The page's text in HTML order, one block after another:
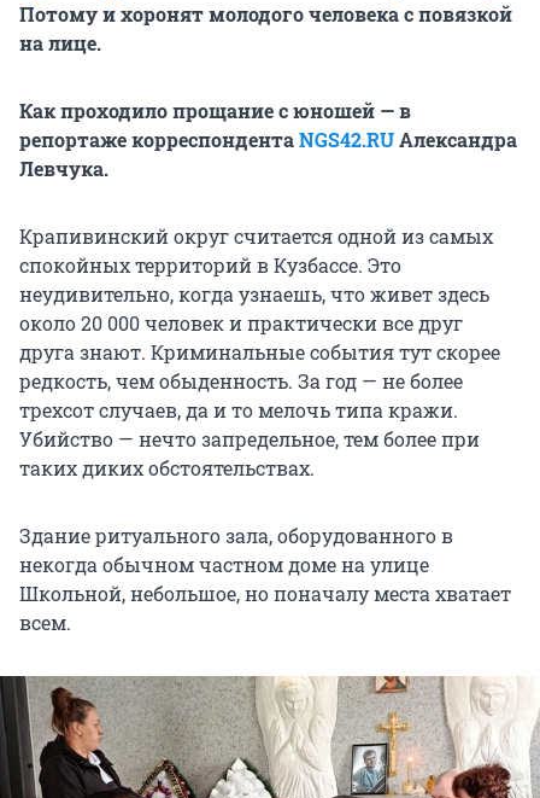
Потому и хоронят молодого человека с повязкой
на лице.
Как проходило прощание с юношей — в
репортаже корреспондентаNGS42.RUАлександра
Левчука.
Крапивинский округ считается одной из самых
спокойных территорий в Кузбассе. Это
неудивительно, когда узнаешь, что живет здесь
около 20 000 человек и практически все друг
друга знают. Криминальные события тут скорее
редкость, чем обыденность. За год — не более
трехсот случаев, да и то мелочь типа кражи.
Убийство — нечто запредельное, тем более при
таких диких обстоятельствах.
Здание ритуального зала, оборудованного в
некогда обычном частном доме на улице
Школьной, небольшое, но поначалу места хватает
всем.